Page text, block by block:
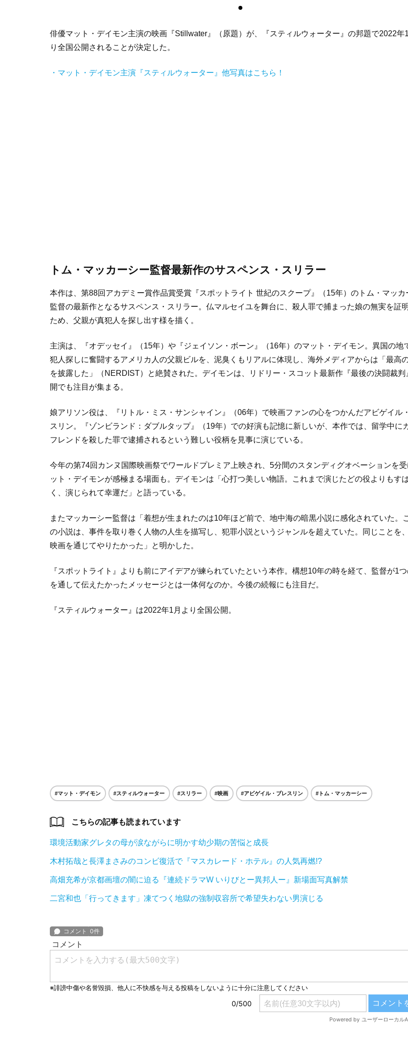
俳優マット・デイモン主演の映画『Stillwater』（原題）が、『スティルウォーター』の邦題で2022年
り全国公開されることが決定した。
・マット・デイモン主演『スティルウォーター』他写真はこちら！
トム・マッカーシー監督最新作のサスペンス・スリラー
本作は、第88回アカデミー賞作品賞受賞『スポットライト 世紀のスクープ』（15年）のトム・マッカ
監督の最新作となるサスペンス・スリラー。仏マルセイユを舞台に、殺人罪で捕まった娘の無実を証
ため、父親が真犯人を探し出す様を描く。
主演は、『オデッセイ』（15年）や『ジェイソン・ボーン』（16年）のマット・デイモン。異国の地
犯人探しに奮闘するアメリカ人の父親ビルを、泥臭くもリアルに体現し、海外メディアからは「最高
を披露した」（NERDIST）と絶賛された。デイモンは、リドリー・スコット最新作『最後の決闘裁判
開でも注目が集まる。
娘アリソン役は、『リトル・ミス・サンシャイン』（06年）で映画ファンの心をつかんだアビゲイル
スリン。『ゾンビランド：ダブルタップ』（19年）での好演も記憶に新しいが、本作では、留学中に
フレンドを殺した罪で逮捕されるという難しい役柄を見事に演じている。
今年の第74回カンヌ国際映画祭でワールドプレミア上映され、5分間のスタンディグオベーションを
ット・デイモンが感極まる場面も。デイモンは「心打つ美しい物語。これまで演じたどの役よりもす
く、演じられて幸運だ」と語っている。
またマッカーシー監督は「着想が生まれたのは10年ほど前で、地中海の暗黒小説に感化されていた。
の小説は、事件を取り巻く人物の人生を描写し、犯罪小説というジャンルを超えていた。同じことを
映画を通じてやりたかった」と明かした。
『スポットライト』よりも前にアイデアが練られていたという本作。構想10年の時を経て、監督が1
を通して伝えたかったメッセージとは一体何なのか。今後の続報にも注目だ。
『スティルウォーター』は2022年1月より全国公開。
#マット・デイモン #スティルウォーター #スリラー #映画 #アビゲイル・ブレスリン #トム・マッカーシー
こちらの記事も読まれています
環境活動家グレタの母が涙ながらに明かす幼少期の苦悩と成長
木村拓哉と長澤まさみのコンビ復活で『マスカレード・ホテル』の人気再燃!?
高畑充希が京都画壇の闇に迫る『連続ドラマW いりびとー異邦人ー』新場面写真解禁
二宮和也「行ってきます」凍てつく地獄の強制収容所で希望失わない男演じる